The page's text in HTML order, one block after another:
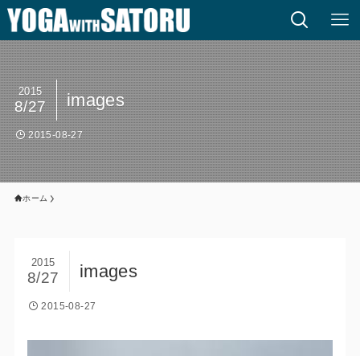
images
2015
8/27
2015-08-27
ホーム
images
2015
8/27
2015-08-27